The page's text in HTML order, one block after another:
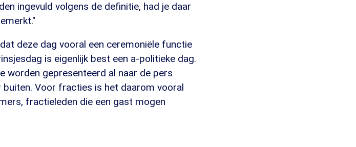
ingevuld volgens de definitie, had je daar
deze dag vooral een ceremoniële functie
is eigenlijk best een a-politieke dag.
worden gepresenteerd al naar de pers
Voor fracties is het daarom vooral
fractieleden die een gast mogen